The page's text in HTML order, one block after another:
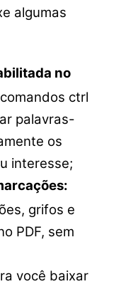
algumas
no
ctrl
palavras-
os
interesse;
grifos e
PDF, sem
você baixar